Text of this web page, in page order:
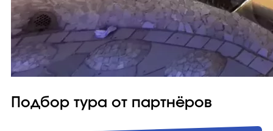
Подбор тура от партнёров